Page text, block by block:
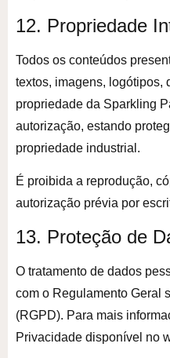
12. Propriedade
Todos os conteúdos
textos, imagens, logótipos,
propriedade da Sparkling
autorização, estando
propriedade industrial.
É proibida a reprodução,
autorização prévia por
13. Proteção de
O tratamento de dados
com o Regulamento Geral
(RGPD). Para mais
Privacidade disponível no